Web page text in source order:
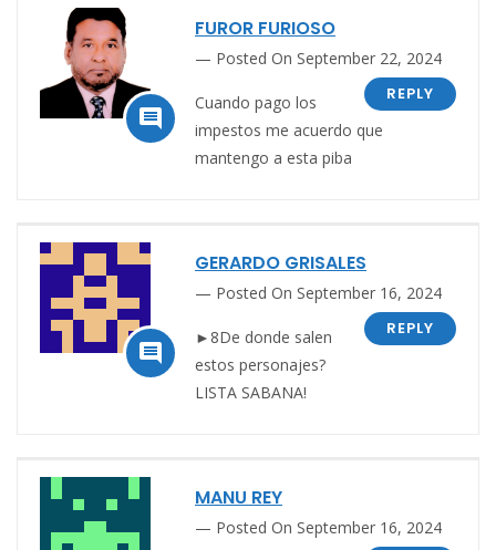

FUROR FURIOSO
Posted On September 22, 2024
REPLY
Cuando pago los
impestos me acuerdo que
mantengo a esta piba

GERARDO GRISALES
Posted On September 16, 2024
REPLY
►8De donde salen
estos personajes?
LISTA SABANA!
MANU REY
Posted On September 16, 2024